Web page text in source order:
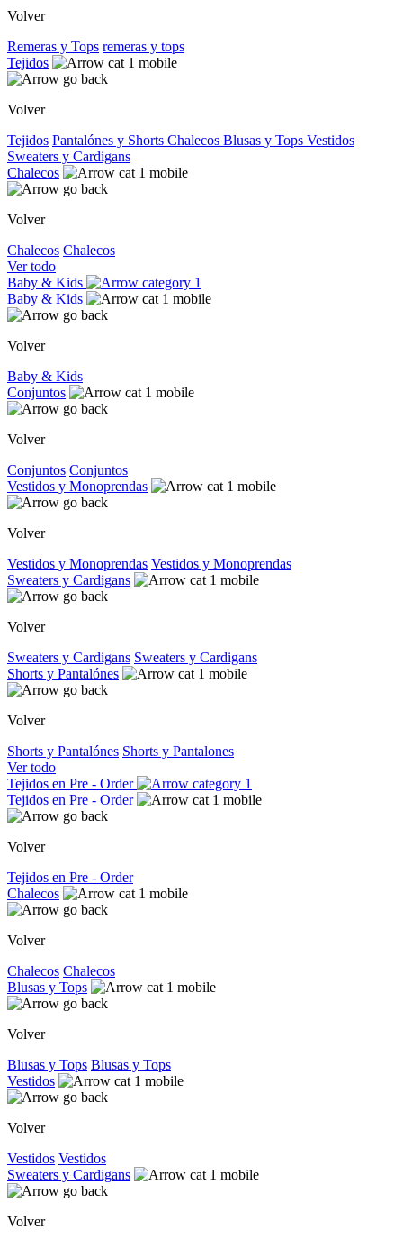
Volver
Remeras y Tops remeras y tops
Tejidos
Volver
Tejidos Pantalónes y Shorts Chalecos Blusas y Tops Vestidos
Sweaters y Cardigans
Chalecos
Volver
Chalecos Chalecos
Ver todo
Baby & Kids
Baby & Kids
Volver
Baby & Kids
Conjuntos
Volver
Conjuntos Conjuntos
Vestidos y Monoprendas
Volver
Vestidos y Monoprendas Vestidos y Monoprendas
Sweaters y Cardigans
Volver
Sweaters y Cardigans Sweaters y Cardigans
Shorts y Pantalónes
Volver
Shorts y Pantalónes Shorts y Pantalones
Ver todo
Tejidos en Pre - Order
Tejidos en Pre - Order
Volver
Tejidos en Pre - Order
Chalecos
Volver
Chalecos Chalecos
Blusas y Tops
Volver
Blusas y Tops Blusas y Tops
Vestidos
Volver
Vestidos Vestidos
Sweaters y Cardigans
Volver